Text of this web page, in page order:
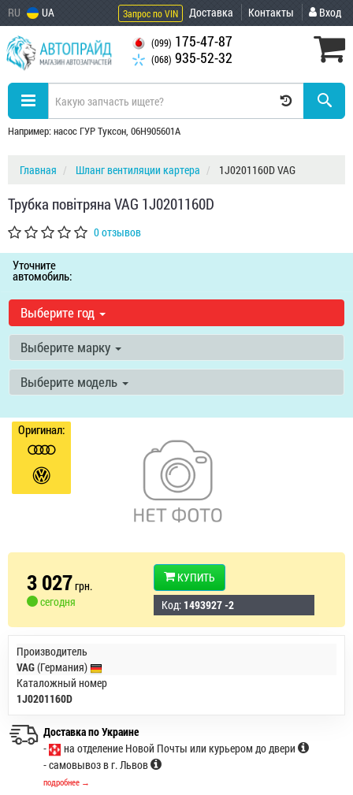
RU UA Запрос по VIN Доставка Контакты Вход
(099) 175-47-87
(068) 935-52-32
Например: насос ГУР Туксон, 06H905601A
Главная Шланг вентиляции картера 1J0201160D VAG
Трубка повітряна VAG 1J0201160D
0 отзывов
Уточните
автомобиль:
Выберите год
Выберите марку
Выберите модель
Оригинал:
3 027грн.
сегодня
КУПИТЬ
Код: 1493927 -2
Производитель
VAG(Германия)
Каталожный номер
1J0201160D
Доставка по Украине
-
на отделение Новой Почты или курьером до двери
- самовывоз в г. Львов
подробнее →